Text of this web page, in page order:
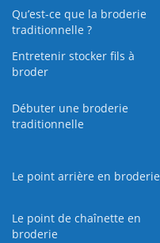
Qu’est-ce que la broderie
traditionnelle ?
Entretenir stocker fils à
broder
Débuter une broderie
traditionnelle
Le point arrière en broderie
Le point de chaînette en
broderie